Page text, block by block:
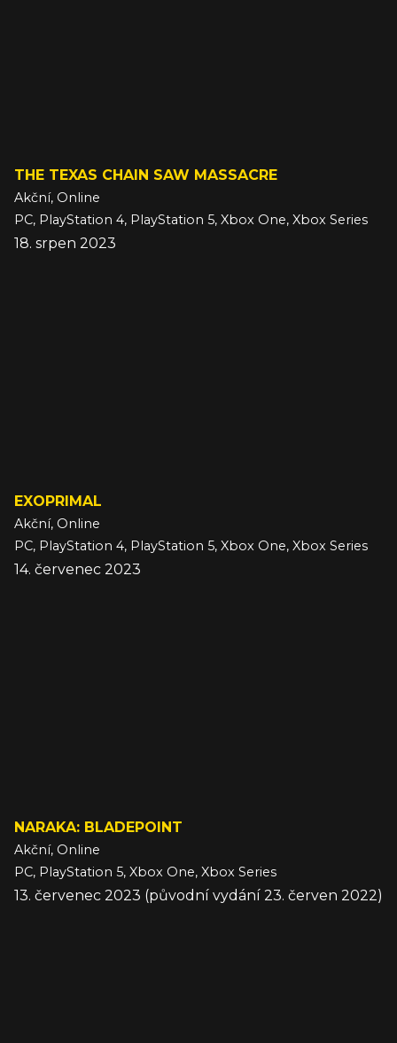
THE TEXAS CHAIN SAW MASSACRE
Akční, Online
PC, PlayStation 4, PlayStation 5, Xbox One, Xbox Series
18. srpen 2023
EXOPRIMAL
Akční, Online
PC, PlayStation 4, PlayStation 5, Xbox One, Xbox Series
14. červenec 2023
NARAKA: BLADEPOINT
Akční, Online
PC, PlayStation 5, Xbox One, Xbox Series
13. červenec 2023 (původní vydání 23. červen 2022)